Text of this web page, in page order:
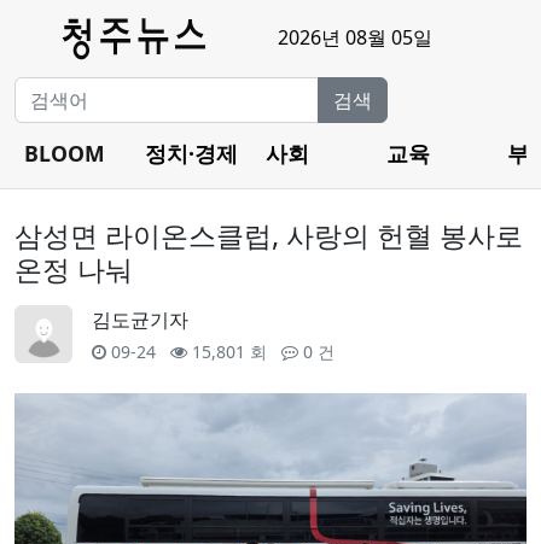
2026년 08월 05일
검색
BLOOM 정치·경제 사회 교육 부
삼성면 라이온스클럽, 사랑의 헌혈 봉사로
온정 나눠
김도균기자
09-24 15,801 회 0 건